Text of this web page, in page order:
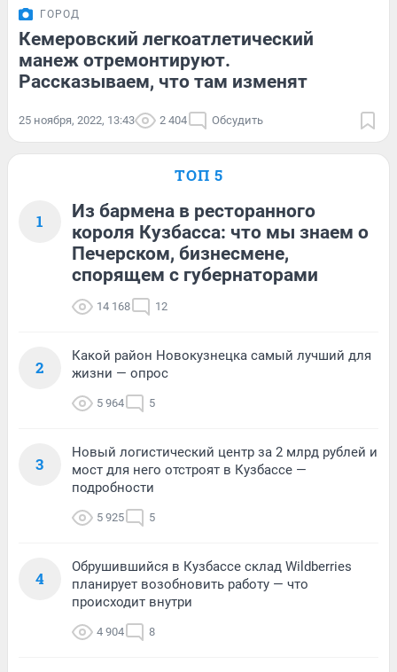
ГОРОД
Кемеровский легкоатлетический
манеж отремонтируют.
Рассказываем, что там изменят
25 ноября, 2022, 13:43 2 404 Обсудить
ТОП 5
1
Из бармена в ресторанного
короля Кузбасса: что мы знаем о
Печерском, бизнесмене,
спорящем с губернаторами
14 168 12
2
Какой район Новокузнецка самый лучший для
жизни — опрос
5 964 5
3
Новый логистический центр за 2 млрд рублей и
мост для него отстроят в Кузбассе —
подробности
5 925 5
4
Обрушившийся в Кузбассе склад Wildberries
планирует возобновить работу — что
происходит внутри
4 904 8